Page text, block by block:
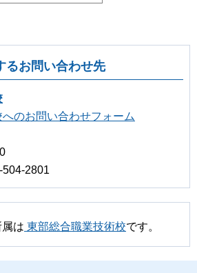
るお問い合わせ先
のお問い合わせフォーム
2801
は 東部総合職業技術校です。